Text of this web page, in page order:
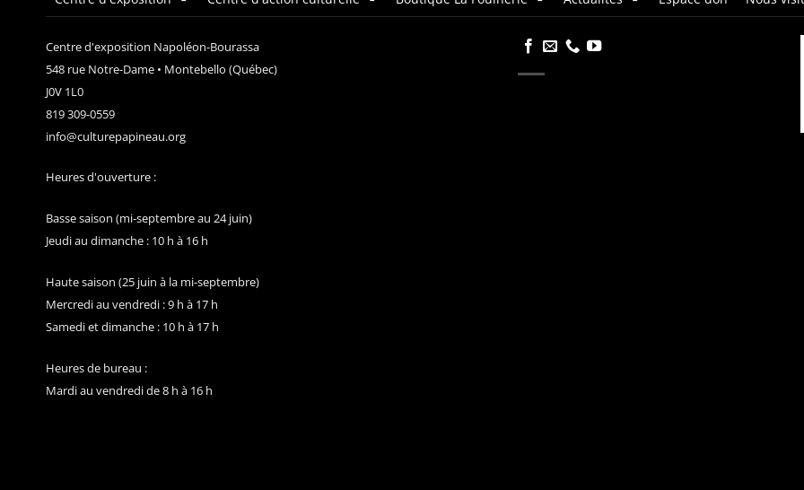
Centre d'exposition Napoléon-Bourassa
548 rue Notre-Dame • Montebello (Québec)
J0V 1L0
819 309-0559
info@culturepapineau.org
Heures d'ouverture :
Basse saison (mi-septembre au 24 juin)
Jeudi au dimanche : 10 h à 16 h
Haute saison (25 juin à la mi-septembre)
Mercredi au vendredi : 9 h à 17 h
Samedi et dimanche : 10 h à 17 h
Heures de bureau :
Mardi au vendredi de 8 h à 16 h